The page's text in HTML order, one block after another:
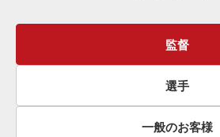
監督
選手
一般のお客様